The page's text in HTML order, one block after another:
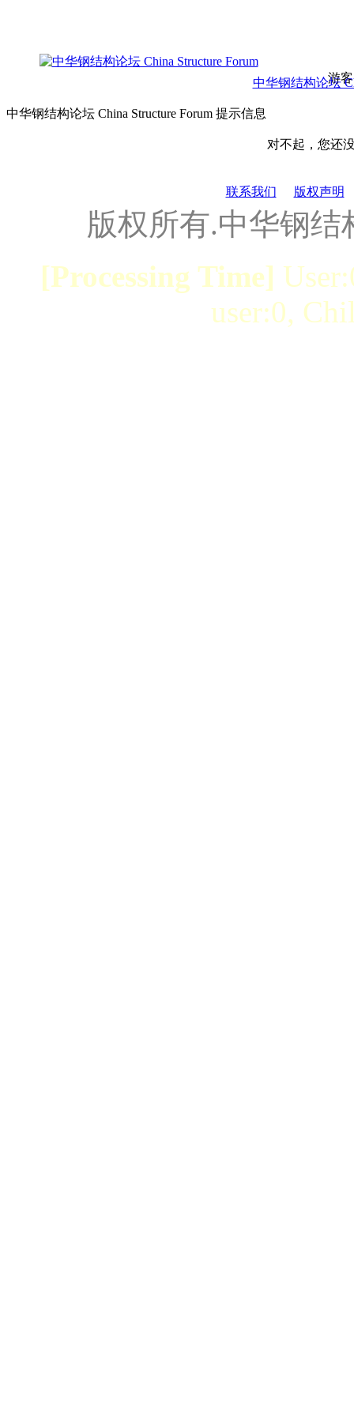
游
中华钢结构论坛
中华钢结构论坛 China Structure Forum 提示信息
对不起，您还
联系我们 版权声明
版权所有.中华钢
[Processing Time]
user:0,